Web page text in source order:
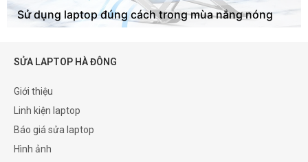
Sử dụng laptop đúng cách trong mùa nắng nóng
SỬA LAPTOP HÀ ĐÔNG
Giới thiệu
Linh kiện laptop
Báo giá sửa laptop
Hình ảnh